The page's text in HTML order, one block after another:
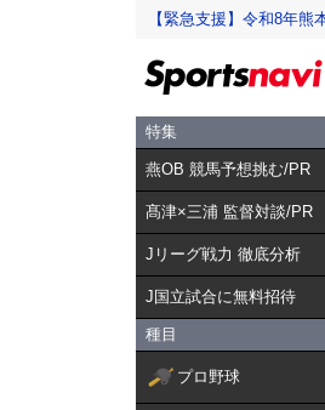
【緊急支援】令和8年
特集
燕OB 競馬予想挑む/PR
髙津×三浦 監督対談/PR
Jリーグ戦力 徹底分析
J国立試合に無料招待
種目
プロ野球